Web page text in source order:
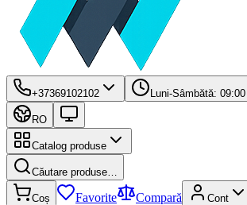
+37369102102 Luni-Sâmbătă:
RO
Catalog produse
Căutare produse…
Coș Favorite Compară Cont